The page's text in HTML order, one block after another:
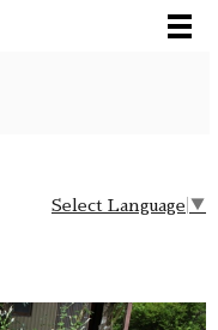
メ
Select Language ▼